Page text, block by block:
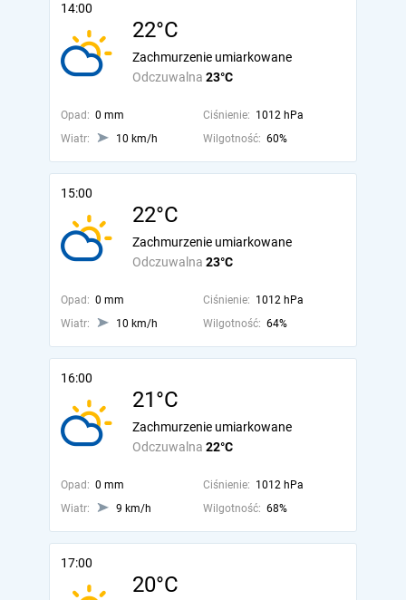
14:00
22°C
Odczuwalna 23°C
Zachmurzenie umiarkowane
Opad: 0 mm Ciśnienie: 1012 hPa
Wiatr:
10 km/h Wilgotność: 60%
15:00
22°C
Odczuwalna 23°C
Zachmurzenie umiarkowane
Opad: 0 mm Ciśnienie: 1012 hPa
Wiatr:
10 km/h Wilgotność: 64%
16:00
21°C
Odczuwalna 22°C
Zachmurzenie umiarkowane
Opad: 0 mm Ciśnienie: 1012 hPa
Wiatr:
9 km/h Wilgotność: 68%
17:00
20°C